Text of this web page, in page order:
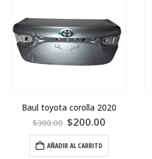
Baul toyota corolla 2020
$300.00 $200.00
AÑADIR AL CARRITO